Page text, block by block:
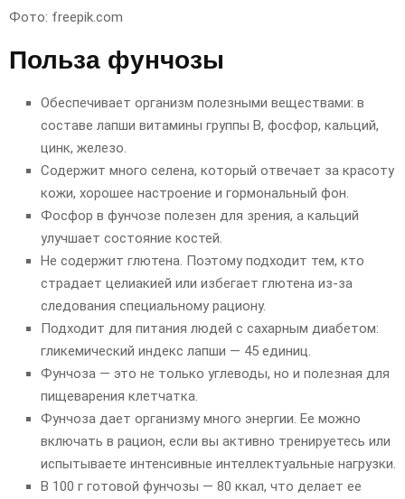
Фото: freepik.com
Польза фунчозы
Обеспечивает организм полезными веществами: в
составе лапши витамины группы В, фосфор, кальций,
цинк, железо.
Содержит много селена, который отвечает за красоту
кожи, хорошее настроение и гормональный фон.
Фосфор в фунчозе полезен для зрения, а кальций
улучшает состояние костей.
Не содержит глютена. Поэтому подходит тем, кто
страдает целиакией или избегает глютена из-за
следования специальному рациону.
Подходит для питания людей с сахарным диабетом:
гликемический индекс лапши — 45 единиц.
Фунчоза — это не только углеводы, но и полезная для
пищеварения клетчатка.
Фунчоза дает организму много энергии. Ее можно
включать в рацион, если вы активно тренируетесь или
испытываете интенсивные интеллектуальные нагрузки.
В 100 г готовой фунчозы — 80 ккал, что делает ее